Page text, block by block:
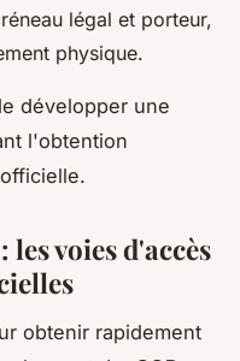
légal et porteur,
physique.
développer une
l'obtention
voies d'accès
obtenir rapidement